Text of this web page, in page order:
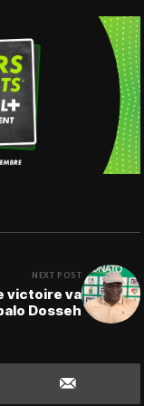
NEXT POST
victoire va
Dosseh